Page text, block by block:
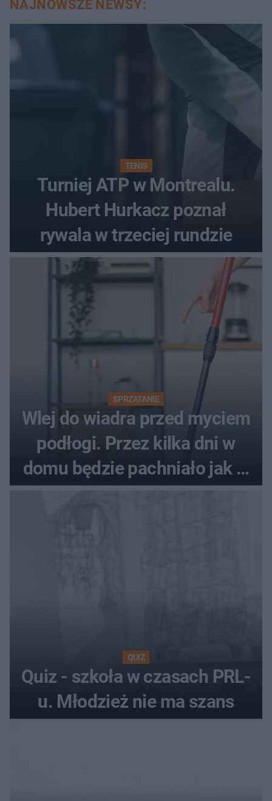
NAJNOWSZE NEWSY:
TENIS
Turniej ATP w Montrealu.
Hubert Hurkacz poznał
rywala w trzeciej rundzie
SPRZĄTANIE
Wlej do wiadra przed myciem
podłogi. Przez kilka dni w
domu będzie pachniało jak w
hotelu
QUIZ
Quiz - szkoła w czasach PRL-
u. Młodzież nie ma szans